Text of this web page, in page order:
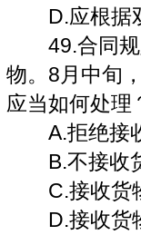
D.应根据双
49.合同规
物。8月中旬
应当如何处理
A.拒绝接
B.不接收货
C.接收货物
D.接收货物